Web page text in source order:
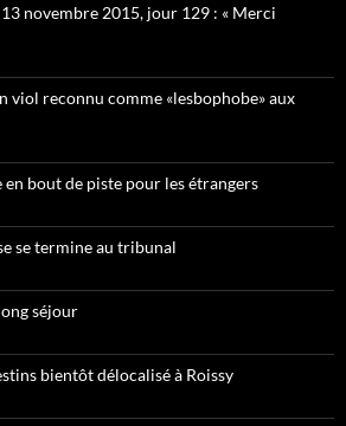
novembre 2015, jour 129 : « Merci
viol reconnu comme «lesbophobe» aux
bout de piste pour les étrangers
se termine au tribunal
séjour
bientôt délocalisé à Roissy